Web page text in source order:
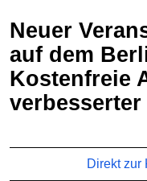
Neuer Veranstaltungskalender
auf dem
Kostenfreie
verbesserter
Direkt zur